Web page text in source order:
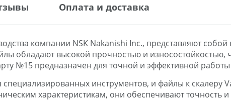
Оплата и доставка
компании NSK Nakanishi Inc., представляют
обладают высокой прочностью и износостойкостью,
№15 предназначен для точной и эффективной
инструментов, и файлы к
характеристикам, они обеспечивают точность